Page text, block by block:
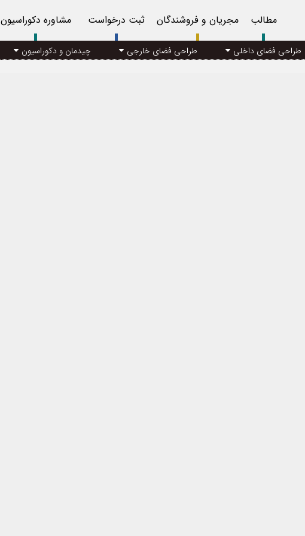
مطالب مجریان و فروشندگان ثبت درخواست مشاوره دکوراسیون
طراحی فضای داخلی طراحی فضای خارجی چیدمان و دکوراسیون